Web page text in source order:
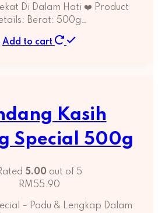
Di Dalam Hati ❤️ Product
Berat: 500g…
Add to cart
Kasih
Special 500g
5.00out of 5
RM55.90
– Padu & Lengkap Dalam